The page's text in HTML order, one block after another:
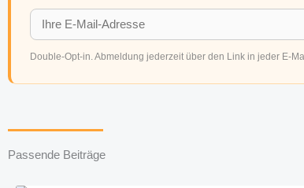
Double-Opt-in. Abmeldung jederzeit über den Link in jeder E-
Passende Beiträge